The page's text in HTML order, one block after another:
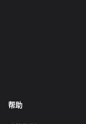
帮助